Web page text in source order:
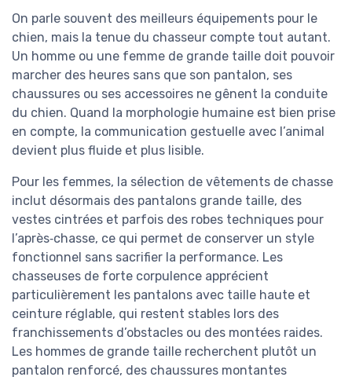
On parle souvent des meilleurs équipements pour le
chien, mais la tenue du chasseur compte tout autant.
Un homme ou une femme de grande taille doit pouvoir
marcher des heures sans que son pantalon, ses
chaussures ou ses accessoires ne gênent la conduite
du chien. Quand la morphologie humaine est bien prise
en compte, la communication gestuelle avec l’animal
devient plus fluide et plus lisible.
Pour les femmes, la sélection de vêtements de chasse
inclut désormais des pantalons grande taille, des
vestes cintrées et parfois des robes techniques pour
l’après‑chasse, ce qui permet de conserver un style
fonctionnel sans sacrifier la performance. Les
chasseuses de forte corpulence apprécient
particulièrement les pantalons avec taille haute et
ceinture réglable, qui restent stables lors des
franchissements d’obstacles ou des montées raides.
Les hommes de grande taille recherchent plutôt un
pantalon renforcé, des chaussures montantes